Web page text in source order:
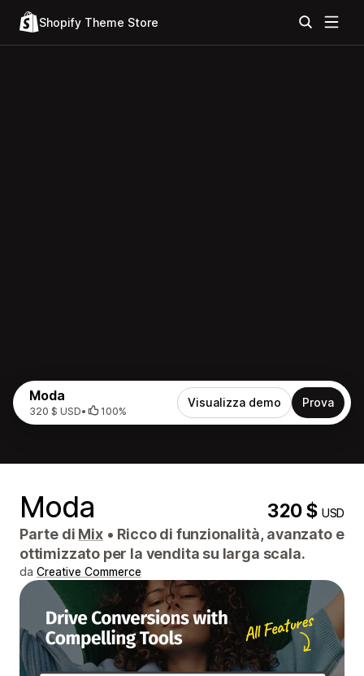
Shopify Theme Store
Moda
320 $ USD• 100%
Visualizza demo Prova
Moda 320 $USD
Parte di Mix • Ricco di funzionalità, avanzato e
ottimizzato per la vendita su larga scala.
da Creative Commerce